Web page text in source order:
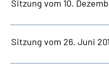
Sitzung vom 10.
Sitzung vom 26. Juni